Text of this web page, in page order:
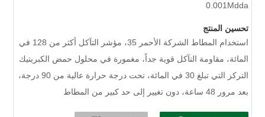
0.001Mdda
تحسين المنتج
استخدام المطاط الشركة الأحمر 35، مؤشر التآكل أكثر من 128 في
المائة، مقاومة التآكل قوية جداً، مغمورة في محلول حمض الكبريتيك
التركز التي تبلغ 30 في المائة، تحت درجة حرارة عالية من 90 درجة،
بعد مرور 48 ساعة، دون تغيير إلى حد كبير من المطاط